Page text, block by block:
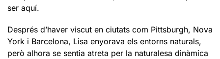
ser aquí.
Després d’haver viscut en ciutats com Pittsburgh, Nova
York i Barcelona, Lisa enyorava els entorns naturals,
però alhora se sentia atreta per la naturalesa dinàmica